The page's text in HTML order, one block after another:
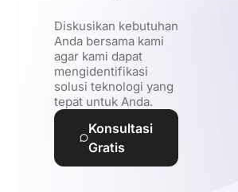
Diskusikan kebutuhan
Anda bersama kami
agar kami dapat
mengidentifikasi
solusi teknologi yang
tepat untuk Anda.
Konsultasi
Gratis